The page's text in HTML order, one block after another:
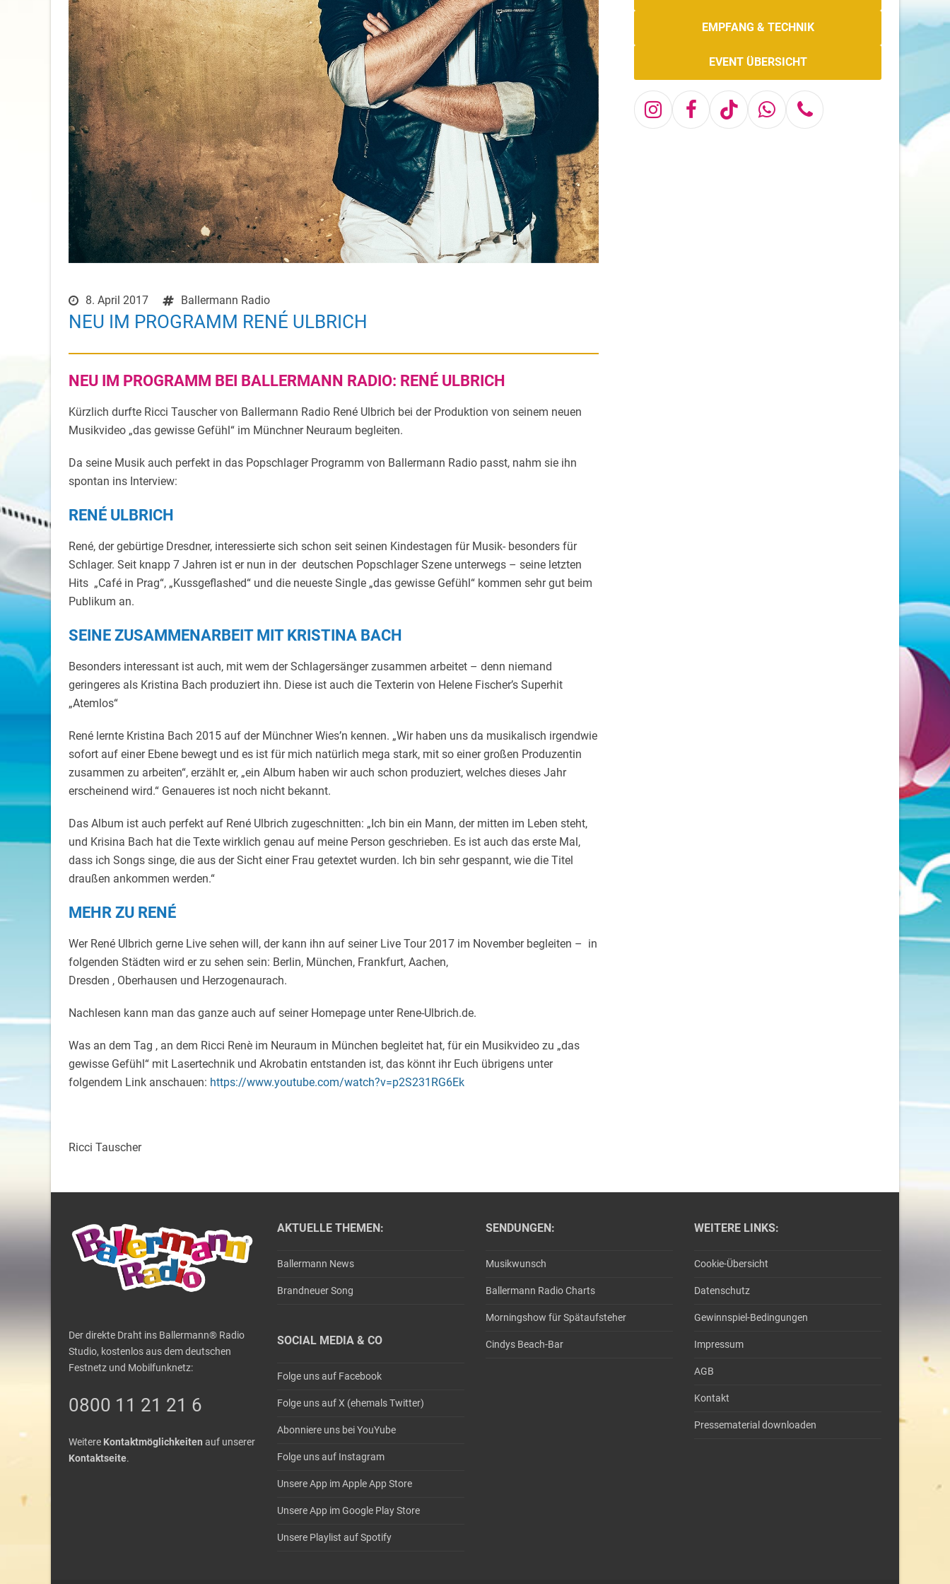
8. April 2017 Ballermann Radio
NEU IM PROGRAMM RENÉ ULBRICH
NEU IM PROGRAMM BEI BALLERMANN RADIO: RENÉ ULBRICH
Kürzlich durfte Ricci Tauscher von Ballermann Radio René Ulbrich bei der Produktion von seinem neuen
Musikvideo „das gewisse Gefühl“ im Münchner Neuraum begleiten.
Da seine Musik auch perfekt in das Popschlager Programm von Ballermann Radio passt, nahm sie ihn
spontan ins Interview:
RENÉ ULBRICH
René, der gebürtige Dresdner, interessierte sich schon seit seinen Kindestagen für Musik- besonders für
Schlager. Seit knapp 7 Jahren ist er nun in der deutschen Popschlager Szene unterwegs – seine letzten
Hits „Café in Prag“, „Kussgeflashed“ und die neueste Single „das gewisse Gefühl“ kommen sehr gut beim
Publikum an.
SEINE ZUSAMMENARBEIT MIT KRISTINA BACH
Besonders interessant ist auch, mit wem der Schlagersänger zusammen arbeitet – denn niemand
geringeres als Kristina Bach produziert ihn. Diese ist auch die Texterin von Helene Fischer’s Superhit
„Atemlos“
René lernte Kristina Bach 2015 auf der Münchner Wies’n kennen. „Wir haben uns da musikalisch irgendwie
sofort auf einer Ebene bewegt und es ist für mich natürlich mega stark, mit so einer großen Produzentin
zusammen zu arbeiten“, erzählt er, „ein Album haben wir auch schon produziert, welches dieses Jahr
erscheinend wird.“ Genaueres ist noch nicht bekannt.
Das Album ist auch perfekt auf René Ulbrich zugeschnitten: „Ich bin ein Mann, der mitten im Leben steht,
und Krisina Bach hat die Texte wirklich genau auf meine Person geschrieben. Es ist auch das erste Mal,
dass ich Songs singe, die aus der Sicht einer Frau getextet wurden. Ich bin sehr gespannt, wie die Titel
draußen ankommen werden.“
MEHR ZU RENÉ
Wer René Ulbrich gerne Live sehen will, der kann ihn auf seiner Live Tour 2017 im November begleiten – in
folgenden Städten wird er zu sehen sein: Berlin, München, Frankfurt, Aachen,
Dresden , Oberhausen und Herzogenaurach.
Nachlesen kann man das ganze auch auf seiner Homepage unter Rene-Ulbrich.de.
Was an dem Tag , an dem Ricci Renè im Neuraum in München begleitet hat, für ein Musikvideo zu „das
gewisse Gefühl“ mit Lasertechnik und Akrobatin entstanden ist, das könnt ihr Euch übrigens unter
folgendem Link anschauen: https://www.youtube.com/watch?v=p2S231RG6Ek
Ricci Tauscher
EMPFANG & TECHNIK
EVENT ÜBERSICHT
Instagram
Facebook
TiktokWhatsapp
Telefon
Der direkte Draht ins Ballermann® Radio
Studio, kostenlos aus dem deutschen
Festnetz und Mobilfunknetz:
0800 11 21 21 6
Weitere Kontaktmöglichkeiten auf unserer
Kontaktseite.
AKTUELLE THEMEN:
Ballermann News
Brandneuer Song
SOCIAL MEDIA & CO
Folge uns auf Facebook
Folge uns auf X (ehemals Twitter)
Abonniere uns bei YouYube
Folge uns auf Instagram
Unsere App im Apple App Store
Unsere App im Google Play Store
Unsere Playlist auf Spotify
SENDUNGEN:
Musikwunsch
Ballermann Radio Charts
Morningshow für Spätaufsteher
Cindys Beach-Bar
WEITERE LINKS:
Cookie-Übersicht
Datenschutz
Gewinnspiel-Bedingungen
Impressum
AGB
Kontakt
Pressematerial downloaden